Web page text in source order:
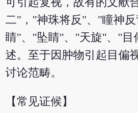
二"，"神珠将反"、"瞳神
睛"、"坠睛"、"天旋"、"目
述。至于因肿物引起目偏
讨论范畴。
【常见证候】